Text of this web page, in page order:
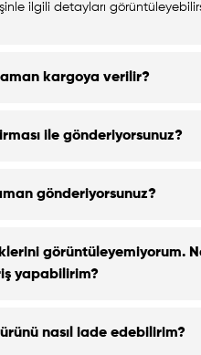
ilgili detayları
kargoya verilir?
ile gönderiyorsunuz?
gönderiyorsunuz?
görüntüleyemiyorum.
yapabilirim?
ürünü nasıl iade edebilirim?